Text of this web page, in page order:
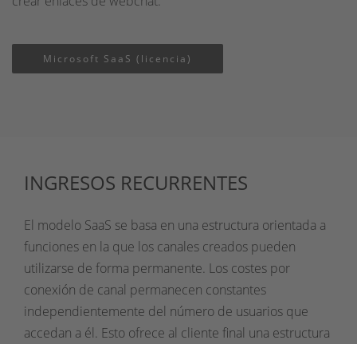
Microsoft SaaS (licencia)
INGRESOS RECURRENTES
El modelo SaaS se basa en una estructura orientada a
funciones en la que los canales creados pueden
utilizarse de forma permanente. Los costes por
conexión de canal permanecen constantes
independientemente del número de usuarios que
accedan a él. Esto ofrece al cliente final una estructura